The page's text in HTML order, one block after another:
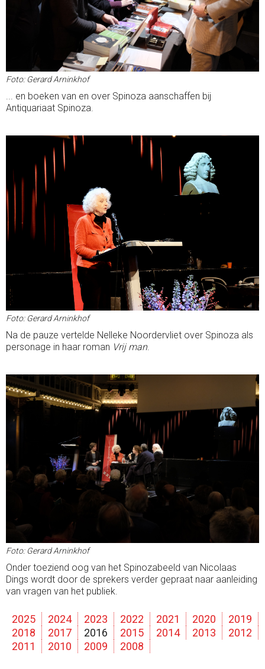
Foto: Gerard Arninkhof
... en boeken van en over Spinoza aanschaffen bij
Antiquariaat Spinoza.
Foto: Gerard Arninkhof
Na de pauze vertelde Nelleke Noordervliet over Spinoza als
personage in haar roman Vrij man.
Foto: Gerard Arninkhof
Onder toeziend oog van het Spinozabeeld van Nicolaas
Dings wordt door de sprekers verder gepraat naar aanleiding
van vragen van het publiek.
2025 2024 2023 2022 2021 2020
2019
2018
2017 2016 2015 2014 2013
2012
2011
2010 2009 2008